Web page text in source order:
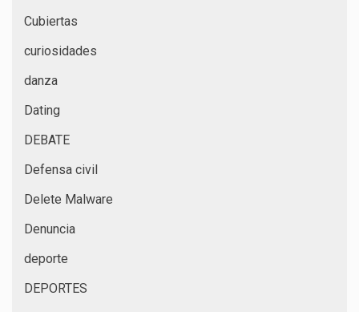
Cubiertas
curiosidades
danza
Dating
DEBATE
Defensa civil
Delete Malware
Denuncia
deporte
DEPORTES